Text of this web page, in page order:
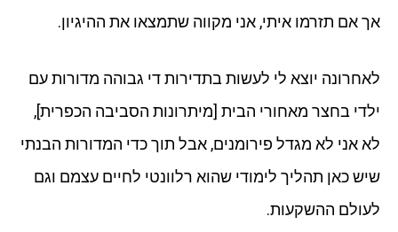
אך אם תזרמו איתי, אני מקווה שתמצאו את ההיגיון.
לאחרונה יוצא לי לעשות בתדירות די גבוהה מדורות עם
ילדי בחצר מאחורי הבית [מיתרונות הסביבה הכפרית],
לא אני לא מגדל פירומנים, אבל תוך כדי המדורות הבנתי
שיש כאן תהליך לימודי שהוא רלוונטי לחיים עצמם וגם
לעולם ההשקעות.